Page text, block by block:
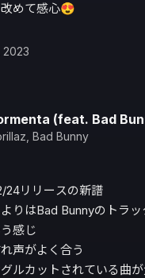
めて感心😍
2023
(feat. Bad
Bad Bunny
24リリースの新譜
りはBad Bunnyのトラ
感じ
声がよく合う
ルカットされている曲